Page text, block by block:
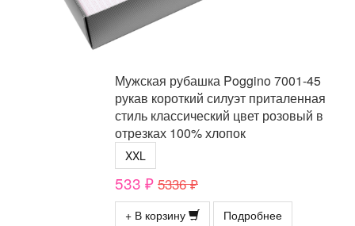
Мужская рубашка Poggino 7001-45
рукав короткий силуэт приталенная
стиль классический цвет розовый в
отрезках 100% хлопок
XXL
533 ₽ 5336 ₽
+ В корзину Подробнее